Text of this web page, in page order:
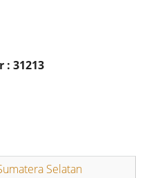
: 31213
Selatan